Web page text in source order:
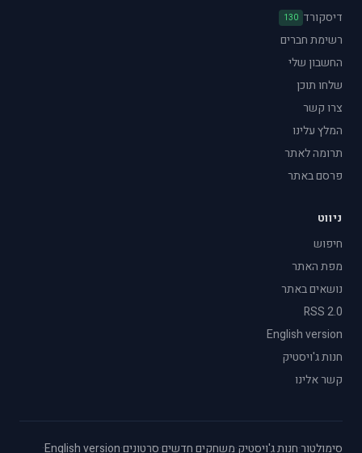
דיסקורד 130
רשימת חברים
החשבון שלי
שלחו תוכן
צרו קשר
המלץ עלינו
תרומה לאתר
פרסם באתר
ניווט
חיפוש
מפת האתר
נושאים באתר
RSS 2.0
English version
חנות ג'ויסטיק
קשר אלינו
סימולטור·חנות ג'ויסטיק·משחקים חדשים·סרטונים·
English version
·